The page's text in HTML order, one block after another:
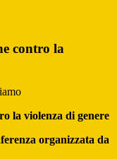
contro la
la violenza di genere
organizzata da